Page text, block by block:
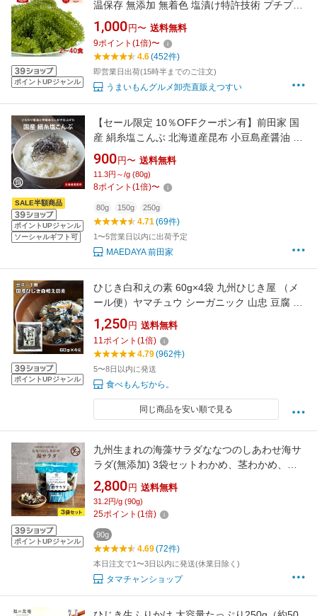
ポイントUPジャンル
温保存 無添加 無着色 塩漬け特許技術 プチプチ
食べ切りパック 賞味期限長い おつまみ ご飯の
お供 メール便送料無料 えつすい【動画あり】
【おつまみ・海鮮】
1,000 円〜 送料無料
9ポイント (1倍)〜
4.6(452件)
即営業日出荷(15時半までのご注文)
うまいもんグルメ卸売直販えつすい
SALE半額商品
ポイントUPジャンル
ソーシャルギフト可
【セール限定 10％OFFクーポン有】前田家 国
産 絹糸塩こんぶ 北海道産昆布 小豆島産醤油 極
細カット 汐吹 ご飯のお供 朝食 お弁当 おにぎり
ふりかけ つまみ サラダ パスタ 浅漬け 卵かけご
飯 料理 惣菜 レシピ お取り寄せ 熱中症対策 熱
900 円〜 送料無料
11.3円～/g (80g)
8ポイント (1倍)〜
80g 150g 250g
4.71(69件)
1〜5営業日以内に出荷予定
MAEDAYA 前田家
ポイントUPジャンル
ひじき白和えの素 60g×4袋 九州ひじき屋 （メ
ール便）ヤマチュウ シーガニック 山忠 豆腐 お
料理素材 簡単 便利 和総菜 お弁当
1,250 円 送料無料
11ポイント (1倍)
4.79(962件)
5〜8日以内に発送
食べもんぢから。
同じ商品を安い順で見る
ポイントUPジャンル
九州生まれの海藻サラダななつのしあわせ海サ
ラダ(無添加) 3袋セットわかめ、茎わかめ、め
かぶ、赤とさかのり、青とさかのり、白とさか
のり、クロメ入りの7種類の海藻入りたった5分
で水に戻る食感も栄養も楽しめる、九州産
2,800 円 送料無料
31.2円/g (90g)
25ポイント (1倍)
90g
4.69(72件)
本日注文で1〜3日以内に発送(休業日除く)
タマチャンショップ